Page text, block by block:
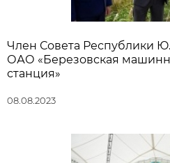
Член Совета Республики
ОАО «Березовская
станция»
08.08.2023